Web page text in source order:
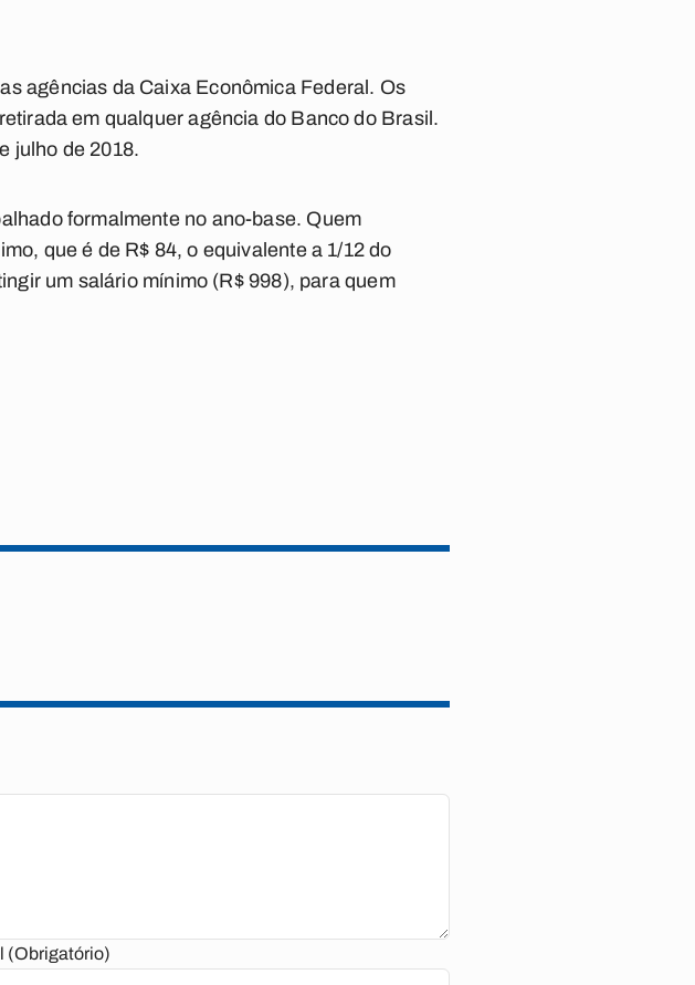
agências da Caixa Econômica Federal. Os
em qualquer agência do Banco do Brasil.
julho de 2018.
formalmente no ano-base. Quem
que é de R$ 84, o equivalente a 1/12 do
um salário mínimo (R$ 998), para quem
(Obrigatório)